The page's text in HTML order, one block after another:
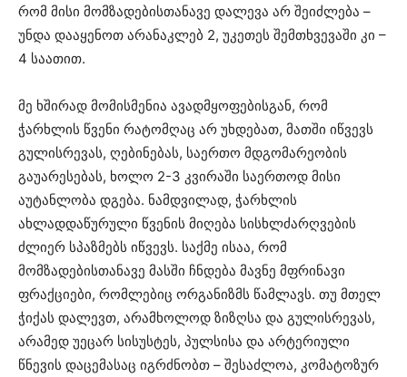
რომ მისი მომზადებისთანავე დალევა არ შეიძლება –
უნდა დააყენოთ არანაკლებ 2, უკეთეს შემთხვევაში კი –
4 საათით.
მე ხშირად მომისმენია ავადმყოფებისგან, რომ
ჭარხლის წვენი რატომღაც არ უხდებათ, მათში იწვევს
გულისრევას, ღებინებას, საერთო მდგომარეობის
გაუარესებას, ხოლო 2-3 კვირაში საერთოდ მისი
აუტანლობა დგება. ნამდვილად, ჭარხლის
ახლადდაწურული წვენის მიღება სისხლძარღვების
ძლიერ სპაზმებს იწვევს. საქმე ისაა, რომ
მომზადებისთანავე მასში ჩნდება მავნე მფრინავი
ფრაქციები, რომლებიც ორგანიზმს წამლავს. თუ მთელ
ჭიქას დალევთ, არამხოლოდ ზიზღსა და გულისრევას,
არამედ უეცარ სისუსტეს, პულსისა და არტერიული
წნევის დაცემასაც იგრძნობთ – შესაძლოა, კომატოზურ